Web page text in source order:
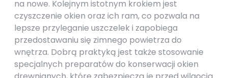
na nowe. Kolejnym istotnym krokiem jest
czyszczenie okien oraz ich ram, co pozwala na
lepsze przyleganie uszczelek i zapobiega
przedostawaniu się zimnego powietrza do
wnętrza. Dobrą praktyką jest także stosowanie
specjalnych preparatów do konserwacji okien